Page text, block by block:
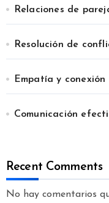
Relaciones de
Resolución de
Empatía y conexión
Comunicación
Recent Comments
No hay comentarios